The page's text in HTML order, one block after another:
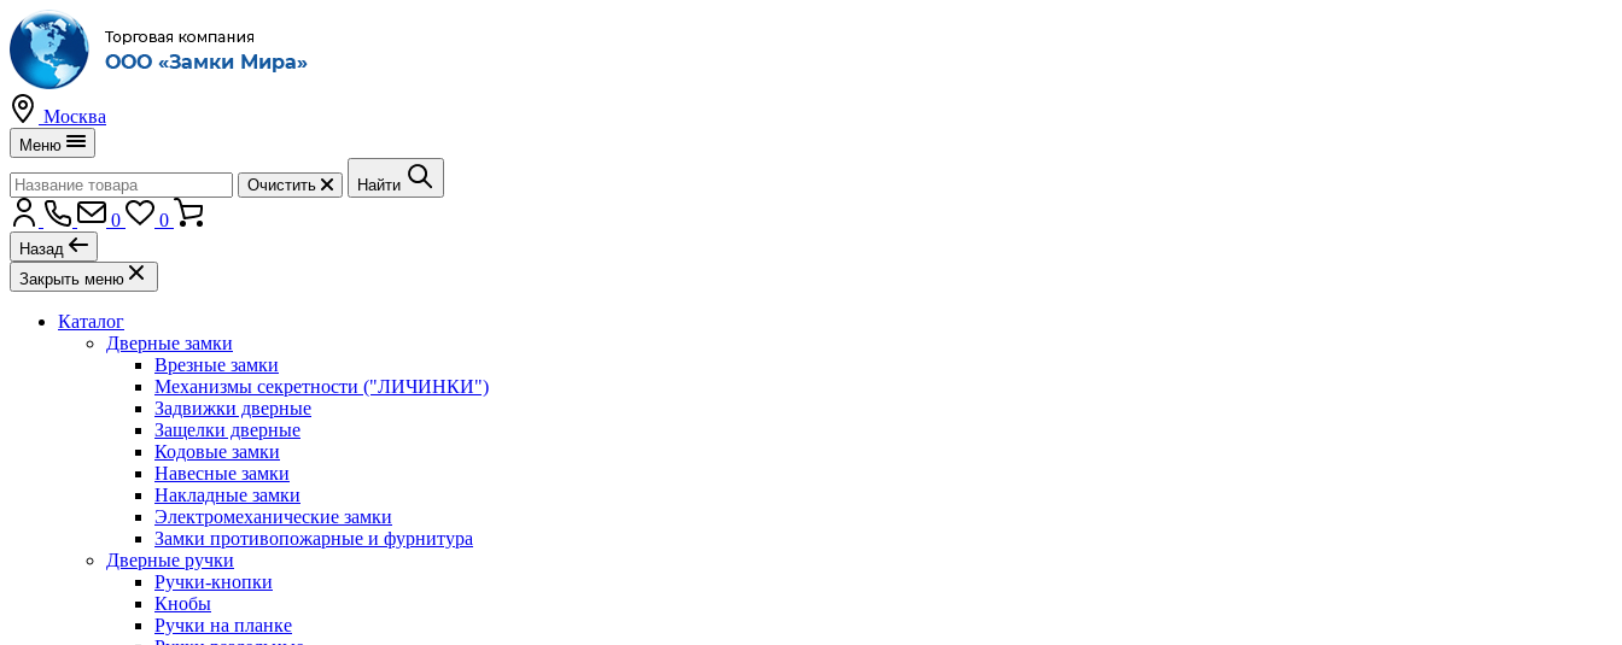
Москва
Меню
Очистить Найти
0 0
Назад
Закрыть меню
Каталог
Дверные замки
Врезные замки
Механизмы секретности ("ЛИЧИНКИ")
Задвижки дверные
Защелки дверные
Кодовые замки
Навесные замки
Накладные замки
Электромеханические замки
Замки противопожарные и фурнитура
Дверные ручки
Ручки-кнопки
Кнобы
Ручки на планке